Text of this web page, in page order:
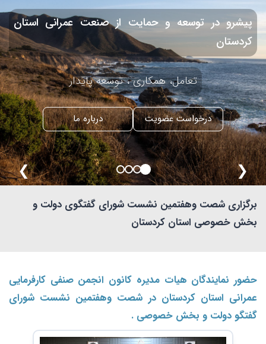
❯ ❮
پیشرو در توسعه و حمایت از صنعت عمرانی استان
کردستان
تعامل، همکاری ، توسعه پایدار
درخواست عضویت درباره ما
برگزاری شصت وهفتمین نشست شورای گفتگوی دولت و
بخش خصوصی استان کردستان
حضور نمایندگان هیات مدیره کانون انجمن صنفی کارفرمایی
عمرانی استان کردستان در شصت وهفتمین نشست شورای
گفتگو دولت و بخش خصوصی .